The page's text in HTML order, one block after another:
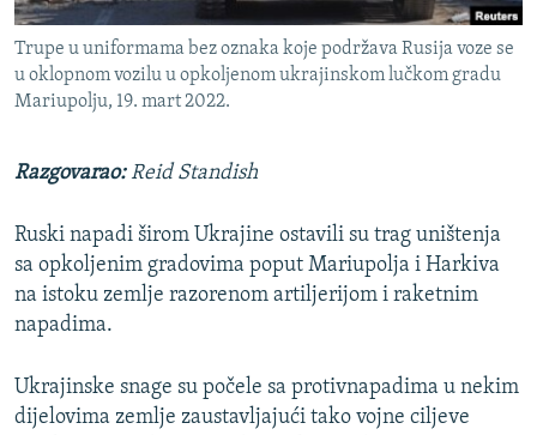
GENOCID U SREBRENICI
POPLAVE I KLIZIŠTA U BIH 2024.
TV LIBERTY
MOJA EVROPA
TRI DECENIJE OD RATA U BIH
SVE KARTE DEJTONA
NASTANAK I RASPAD JUGOSLAVIJE
Sve RFE/RL stranice
Trupe u uniformama bez oznaka koje podržava Rusija voze se
u oklopnom vozilu u opkoljenom ukrajinskom lučkom gradu
Mariupolju, 19. mart 2022.
Razgovarao:Reid Standish
Ruski napadi širom Ukrajine ostavili su trag uništenja
sa opkoljenim gradovima poput Mariupolja i Harkiva
na istoku zemlje razorenom artiljerijom i raketnim
napadima.
Ukrajinske snage su počele sa protivnapadima u nekim
dijelovima zemlje zaustavljajući tako vojne ciljeve